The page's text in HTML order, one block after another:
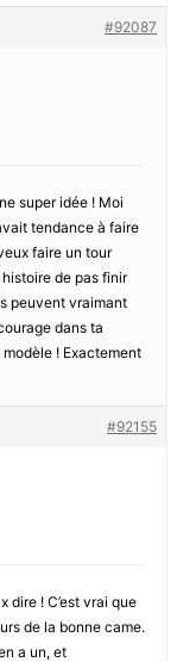
#92087
super idée ! Moi
tendance à faire
faire un tour
de pas finir
peuvent vraimant
dans ta
! Exactement
#92155
dire ! C’est vrai que
de la bonne came.
a un, et